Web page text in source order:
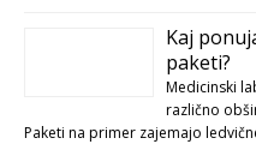
Kaj
paketi?
Medicinski
različno
Paketi na primer zajemajo